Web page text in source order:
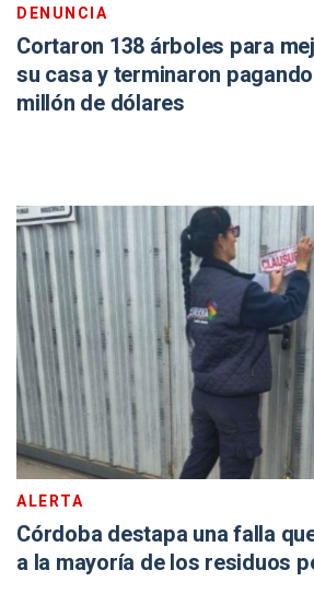
DENUNCIA
Cortaron 138 árboles para
su casa y terminaron
millón de dólares
ALERTA
Córdoba destapa una falla
a la mayoría de los residuos